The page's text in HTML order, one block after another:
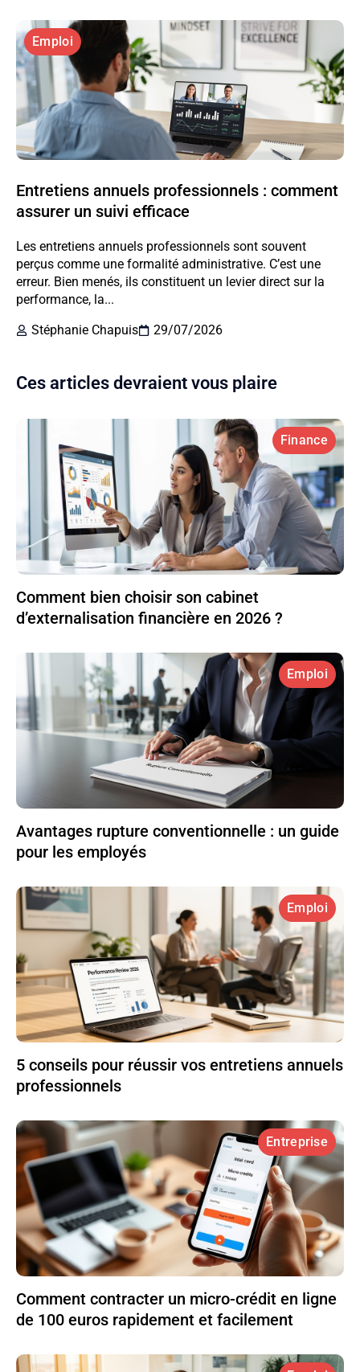
Emploi
Entretiens annuels professionnels : comment
assurer un suivi efficace
Les entretiens annuels professionnels sont souvent
perçus comme une formalité administrative. C’est une
erreur. Bien menés, ils constituent un levier direct sur la
performance, la...
Stéphanie Chapuis
29/07/2026
Ces articles devraient vous plaire
Finance
Comment bien choisir son cabinet
d’externalisation financière en 2026 ?
Emploi
Avantages rupture conventionnelle : un guide
pour les employés
Emploi
5 conseils pour réussir vos entretiens annuels
professionnels
Entreprise
Comment contracter un micro-crédit en ligne
de 100 euros rapidement et facilement